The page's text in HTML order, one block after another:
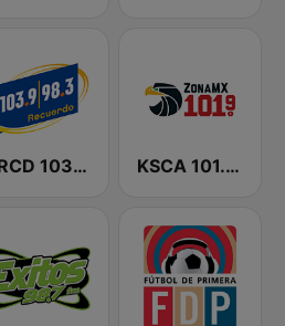
KRCD 103.9 - 98.3 Recuerdo (US Only) KSCA 101.9 Los Angeles FM (US Only)